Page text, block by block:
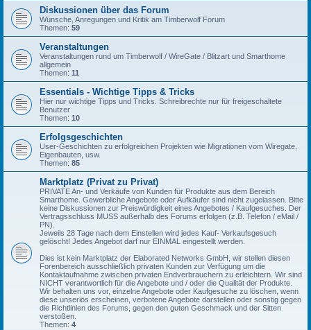
Diskussionen über das Forum
Wünsche, Anregungen und Kritik am Timberwolf Forum
Themen: 59
Veranstaltungen
Veranstaltungen rund um Timberwolf / WireGate / Blitzart und Smarthome
allgemein
Themen: 11
Essentials - Wichtige Tipps & Tricks
Hier nur wichtige Tipps und Tricks. Schreibrechte nur für freigeschaltete
Benutzer
Themen: 10
Erfolgsgeschichten
User-Geschichten zu erfolgreichen Projekten wie Migrationen vom Wiregate,
Eigenbauten, usw.
Themen: 85
Marktplatz (Privat zu Privat)
PRIVATE An- und Verkäufe von Kunden für Produkte aus dem Bereich
Smarthome. Gewerbliche Angebote oder Aufkäufer sind nicht zugelassen. Bitte
keine Diskussionen zur Preiswürdigkeit eines Angebotes / Kaufgesuches. Der
Vertragsschluss MUSS außerhalb des Forums erfolgen (z.B. Telefon / eMail /
PN).
Jeweils 28 Tage nach dem Einstellen wird jedes Kauf- Verkaufsgesuch
gelöscht! Jedes Angebot darf nur EINMAL eingestellt werden.
Dies ist kein Marktplatz der Elaborated Networks GmbH, wir stellen diesen
Forenbereich ausschließlich privaten Kunden zur Verfügung um die
Kontaktaufnahme zwischen privaten Endverbrauchern zu erleichtern. Wir sind
NICHT verantwortlich für die Angebote und / oder die Qualität der Produkte.
Wir behalten uns vor, einzelne Angebote oder Kaufgesuche zu löschen, wenn
diese unseriös erscheinen, verbotene Angebote darstellen oder sonstig gegen
die Richtlinien des Forums, gegen den guten Geschmack und der Sitten
verstoßen.
Themen: 4